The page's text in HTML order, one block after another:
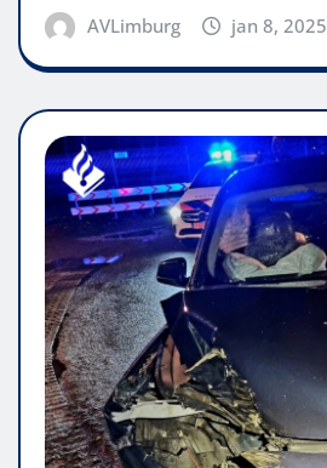
AVLimburg jan 8, 2025